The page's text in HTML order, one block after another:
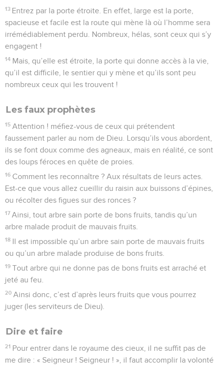
13 Entrez par la porte étroite. En effet, large est la porte,
spacieuse et facile est la route qui mène là où l’homme sera
irrémédiablement perdu. Nombreux, hélas, sont ceux qui s’y
engagent !
14 Mais, qu’elle est étroite, la porte qui donne accès à la vie,
qu’il est difficile, le sentier qui y mène et qu’ils sont peu
nombreux ceux qui les trouvent !
Les faux prophètes
15 Attention ! méfiez-vous de ceux qui prétendent
faussement parler au nom de Dieu. Lorsqu’ils vous abordent,
ils se font doux comme des agneaux, mais en réalité, ce sont
des loups féroces en quête de proies.
16 Comment les reconnaître ? Aux résultats de leurs actes.
Est-ce que vous allez cueillir du raisin aux buissons d’épines,
ou récolter des figues sur des ronces ?
17 Ainsi, tout arbre sain porte de bons fruits, tandis qu’un
arbre malade produit de mauvais fruits.
18 Il est impossible qu’un arbre sain porte de mauvais fruits
ou qu’un arbre malade produise de bons fruits.
19 Tout arbre qui ne donne pas de bons fruits est arraché et
jeté au feu.
20 Ainsi donc, c’est d’après leurs fruits que vous pourrez
juger (les serviteurs de Dieu).
Dire et faire
21 Pour entrer dans le royaume des cieux, il ne suffit pas de
me dire : « Seigneur ! Seigneur ! », il faut accomplir la volonté